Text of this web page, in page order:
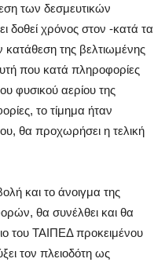
των δεσμευτικών
δοθεί χρόνος στον -κατά τα
της βελτιωμένης
που κατά πληροφορίες
φυσικού αερίου της
το τίμημα ήταν
θα προχωρήσει η τελική
και το άνοιγμα της
θα συνέλθει και θα
του ΤΑΙΠΕΔ προκειμένου
τον πλειοδότη ως